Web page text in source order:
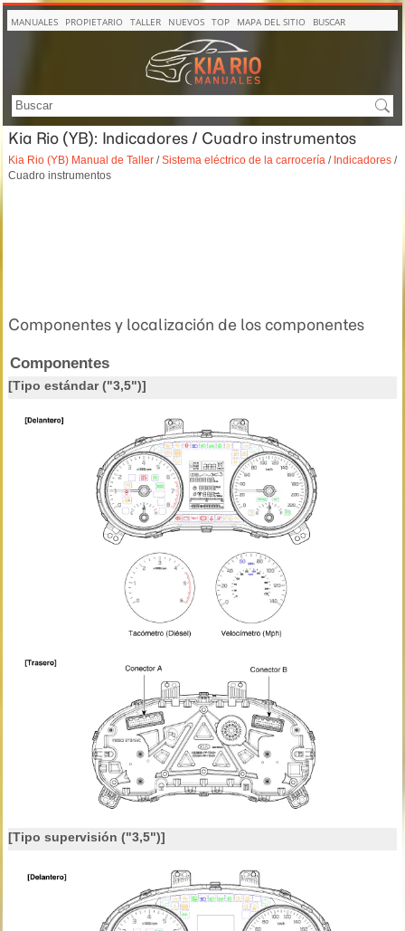
MANUALES PROPIETARIO TALLER NUEVOS TOP MAPA DEL SITIO BUSCAR
Kia Rio (YB): Indicadores / Cuadro instrumentos
Kia Rio (YB) Manual de Taller /Sistema eléctrico de la carrocería / Indicadores /
Cuadro instrumentos
Componentes y localización de los componentes
Componentes
[Tipo estándar ("3,5")]
[Tipo supervisión ("3,5")]